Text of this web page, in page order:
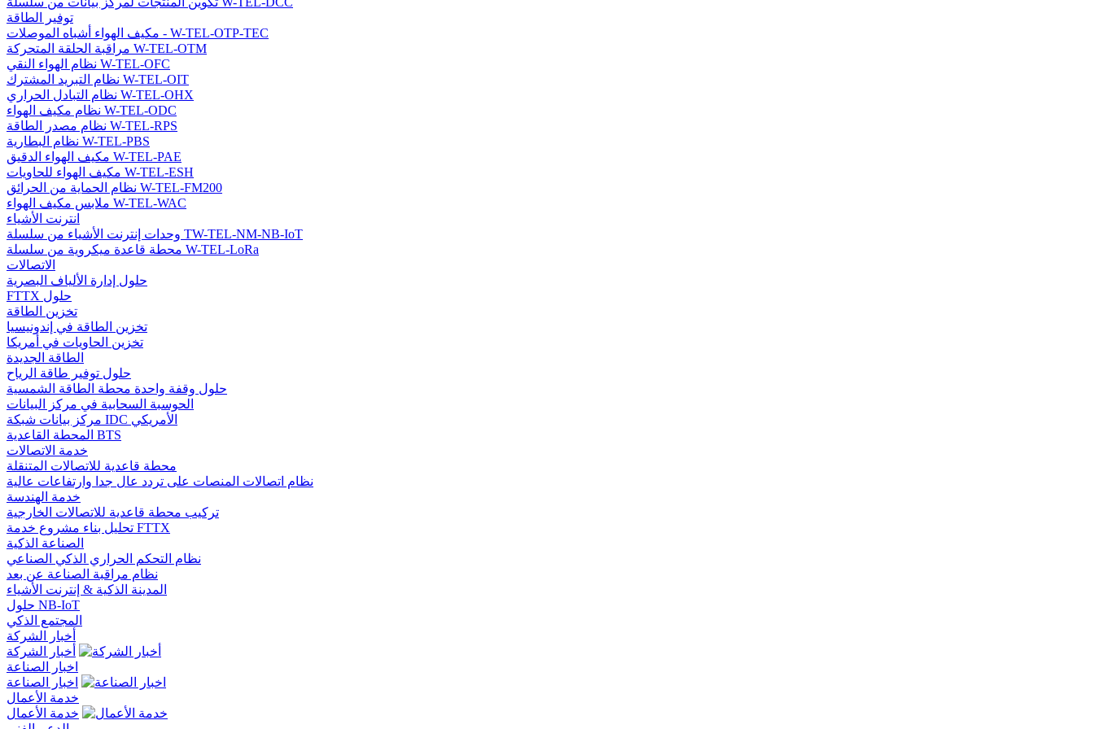
توفير الطاقة
مكيف الهواء أشباه الموصلات - W-TEL-OTP-TEC
مراقبة الحلقة المتحركة W-TEL-OTM
نظام الهواء النقي W-TEL-OFC
نظام التبريد المشترك W-TEL-OIT
نظام التبادل الحراري W-TEL-OHX
نظام مكيف الهواء W-TEL-ODC
نظام مصدر الطاقة W-TEL-RPS
نظام البطارية W-TEL-PBS
مكيف الهواء الدقيق W-TEL-PAE
مكيف الهواء للحاويات W-TEL-ESH
نظام الحماية من الحرائق W-TEL-FM200
ملابس مكيف الهواء W-TEL-WAC
انترنت الأشياء
وحدات إنترنت الأشياء من سلسلة TW-TEL-NM-NB-IoT
محطة قاعدة ميكروية من سلسلة W-TEL-LoRa
الاتصالات
حلول إدارة الألياف البصرية
FTTX حلول
تخزين الطاقة
تخزين الطاقة في إندونيسيا
تخزين الحاويات في أمريكا
الطاقة الجديدة
حلول توفير طاقة الرياح
حلول وقفة واحدة محطة الطاقة الشمسية
الحوسبة السحابية في مركز البيانات
مركز بيانات شبكة IDC الأمريكي
المحطة القاعدية BTS
خدمة الاتصالات
محطة قاعدية للاتصالات المتنقلة
نظام اتصالات المنصات على تردد عال جدا وارتفاعات عالية
خدمة الهندسة
تركيب محطة قاعدية للاتصالات الخارجية
تحليل بناء مشروع خدمة FTTX
الصناعة الذكية
نظام التحكم الحراري الذكي الصناعي
نظام مراقبة الصناعة عن بعد
المدينة الذكية & إنترنت الأشياء
حلول NB-IoT
المجتمع الذكي
أخبار الشركة
أخبار الشركة
اخبار الصناعة
اخبار الصناعة
خدمة الأعمال
خدمة الأعمال